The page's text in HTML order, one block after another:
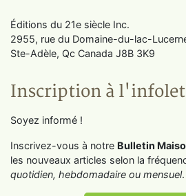
Éditions du 21e siècle Inc.
2955, rue du Domaine-du-lac-
Ste-Adèle, Qc Canada J8B 3K9
Inscription à
Soyez informé !
Inscrivez-vous à notre Bulletin
les nouveaux articles selon la
quotidien, hebdomadaire ou mensuel.